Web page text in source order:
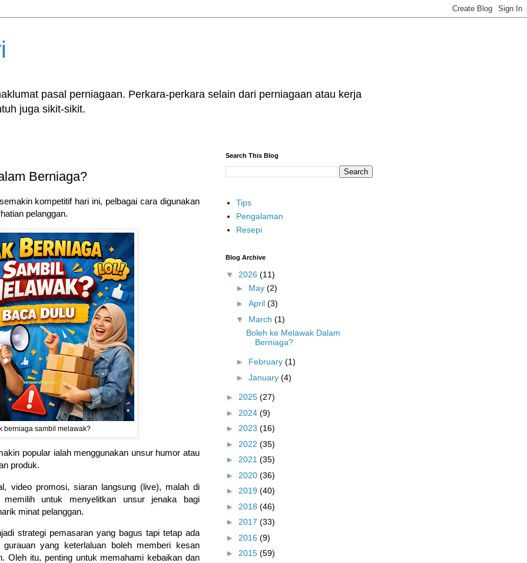
pasal perniagaan. Perkara-perkara selain dari perniagaan atau kerja
juga sikit-sikit.
Berniaga?
kompetitif hari ini, pelbagai cara digunakan
pelanggan.
berniaga sambil melawak?
popular ialah menggunakan unsur humor atau
produk.
video promosi, siaran langsung (live), malah di
untuk menyelitkan unsur jenaka bagi
minat pelanggan.
strategi pemasaran yang bagus tapi tetap ada
yang keterlaluan boleh memberi kesan
Oleh itu, penting untuk memahami kebaikan dan
Search This Blog
Tips
Pengalaman
Resepi
Blog Archive
▼ 2026 (11)
► May (2)
► April (3)
▼ March (1)
Boleh ke Melawak Dalam
Berniaga?
► February (1)
► January (4)
► 2025 (27)
► 2024 (9)
► 2023 (16)
► 2022 (35)
► 2021 (35)
► 2020 (36)
► 2019 (40)
► 2018 (46)
► 2017 (33)
► 2016 (9)
► 2015 (59)